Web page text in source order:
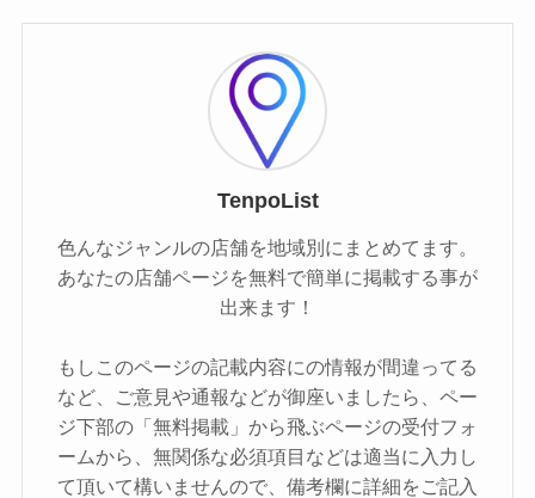
TenpoList
色んなジャンルの店舗を地域別にまとめてます。
あなたの店舗ページを無料で簡単に掲載する事が
出来ます！
もしこのページの記載内容にの情報が間違ってる
など、ご意見や通報などが御座いましたら、ペー
ジ下部の「無料掲載」から飛ぶページの受付フォ
ームから、無関係な必須項目などは適当に入力し
て頂いて構いませんので、備考欄に詳細をご記入